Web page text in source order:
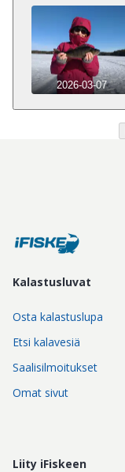
2026-03-07
Kalastusluvat
Osta kalastuslupa
Etsi kalavesiä
Saalisilmoitukset
Omat sivut
Liity iFiskeen